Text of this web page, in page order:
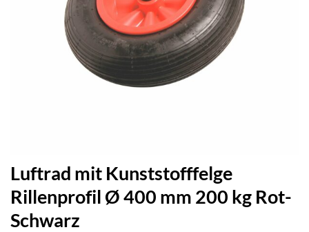
Luftrad mit Kunststofffelge
Rillenprofil Ø 400 mm 200 kg Rot-
Schwarz